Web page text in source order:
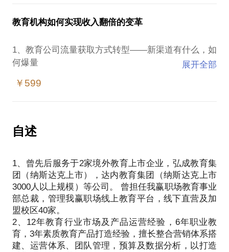
题提前发给我，方便我做更精细的准备，提升见面效
1、在新的市场环境下如何启动一个新的教育产品。
3、如何降低营销成本，甚至是营销零成本运营
4、如何避免教育产品运营的那些坑
PS.在选择与我见面前，请把你的问题更具体化。毕
竟一小时的谈话只能解决一个小问题。请把你的问题
教育机构如何实现收入翻倍的变革
1、教育公司流量获取方式转型——新渠道有什么，如
何爆量
室时间段，坪效提升50%
4、AI时代下如何用好AI提升效率，实现一个人干5个
人的活，成本降低50%
展开全部
￥599
自述
1、曾先后服务于2家境外教育上市企业，弘成教育集
团（纳斯达克上市），达内教育集团（纳斯达克上市
3000人以上规模）等公司。 曾担任我赢职场教育事业
部总裁，管理我赢职场线上教育平台，线下直营及加
盟校区40家。
2、12年教育行业市场及产品运营经验，6年职业教
育，3年素质教育产品打造经验，擅长整合营销体系搭
建、运营体系、团队管理，预算及数据分析，以打造